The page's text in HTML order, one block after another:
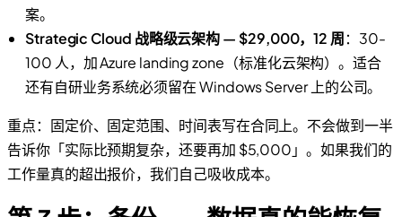
案。
Strategic Cloud 战略级云架构 — $29,000，12 周：30-
100 人，加 Azure landing zone（标准化云架构）。适合
还有自研业务系统必须留在 Windows Server 上的公司。
重点：固定价、固定范围、时间表写在合同上。不会做到一半
告诉你「实际比预期复杂，还要再加 $5,000」。如果我们的
工作量真的超出报价，我们自己吸收成本。